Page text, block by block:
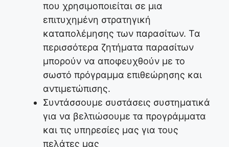
που χρησιμοποιείται σε μια
επιτυχημένη στρατηγική
καταπολέμησης των παρασίτων. Τα
περισσότερα ζητήματα παρασίτων
μπορούν να αποφευχθούν με το
σωστό πρόγραμμα επιθεώρησης και
αντιμετώπισης.
Συντάσσουμε συστάσεις συστηματικά
για να βελτιώσουμε τα προγράμματα
και τις υπηρεσίες μας για τους
πελάτες μας